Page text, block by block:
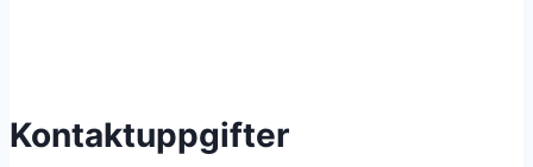
Kontaktuppgifter